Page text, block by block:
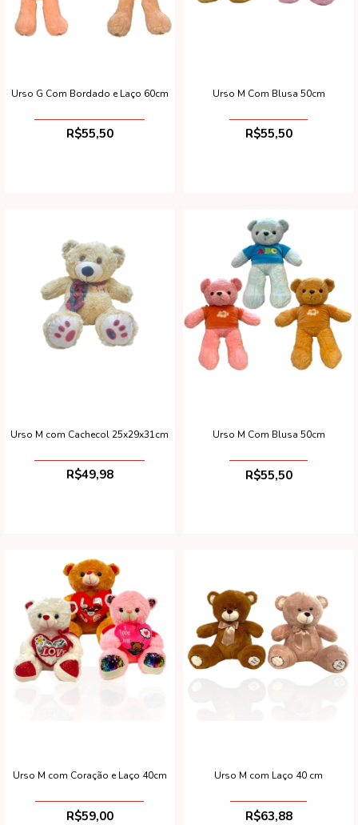
Urso G Com Bordado e Laço 60cm
R$55,50
Urso M Com Blusa 50cm
R$55,50
Urso M com Cachecol 25x29x31cm
R$49,98
Urso M Com Blusa 50cm
R$55,50
Urso M com Coração e Laço 40cm
R$59,00
Urso M com Laço 40 cm
R$63,88